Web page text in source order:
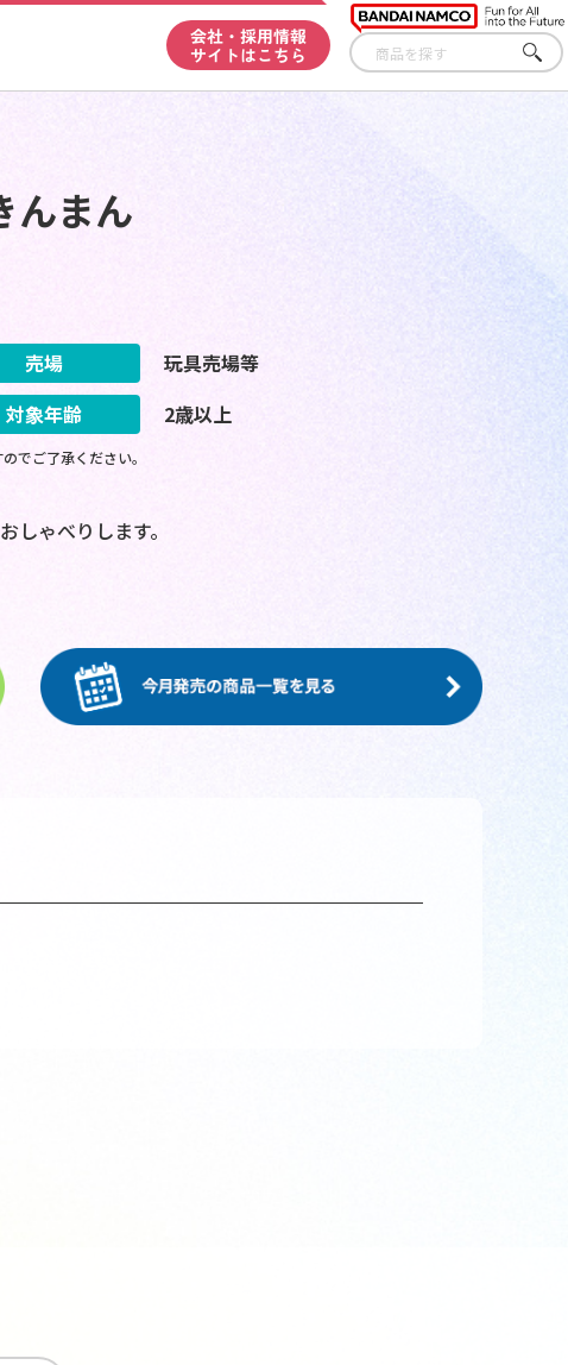
会社・採用情報
サイトはこちら
さが
す
んまん
売場
玩具売場等
対象年齢 2歳以上
でご了承ください。
しゃべりします。